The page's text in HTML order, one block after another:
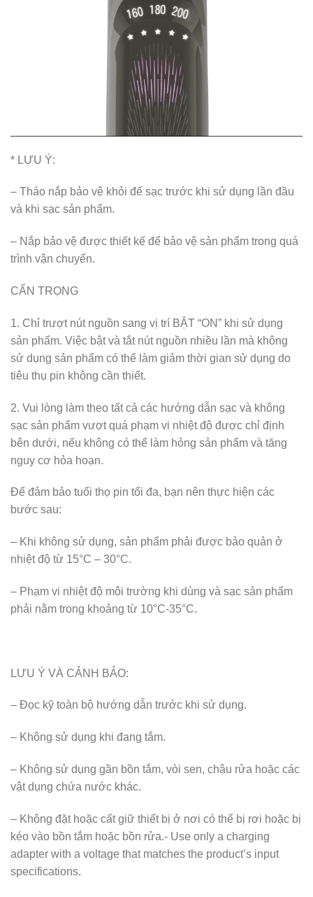
* LƯU Ý:
– Tháo nắp bảo vệ khỏi đế sạc trước khi sử dụng lần đầu
và khi sạc sản phẩm.
– Nắp bảo vệ được thiết kế để bảo vệ sản phẩm trong quá
trình vận chuyển.
CẨN TRỌNG
1. Chỉ trượt nút nguồn sang vị trí BẬT “ON” khi sử dụng
sản phẩm. Việc bật và tắt nút nguồn nhiều lần mà không
sử dụng sản phẩm có thể làm giảm thời gian sử dụng do
tiêu thụ pin không cần thiết.
2. Vui lòng làm theo tất cả các hướng dẫn sạc và không
sạc sản phẩm vượt quá phạm vi nhiệt độ được chỉ định
bên dưới, nếu không có thể làm hỏng sản phẩm và tăng
nguy cơ hỏa hoạn.
Để đảm bảo tuổi thọ pin tối đa, bạn nên thực hiện các
bước sau:
– Khi không sử dụng, sản phẩm phải được bảo quản ở
nhiệt độ từ 15°C – 30°C.
– Phạm vi nhiệt độ môi trường khi dùng và sạc sản phẩm
phải nằm trong khoảng từ 10°C-35°C.
LƯU Ý VÀ CẢNH BẢO:
– Đọc kỹ toàn bộ hướng dẫn trước khi sử dụng.
– Không sử dụng khi đang tắm.
– Không sử dụng gần bồn tắm, vòi sen, chậu rửa hoặc các
vật dụng chứa nước khác.
– Không đặt hoặc cất giữ thiết bị ở nơi có thể bị rơi hoặc bị
kéo vào bồn tắm hoặc bồn rửa.- Use only a charging
adapter with a voltage that matches the product’s input
specifications.